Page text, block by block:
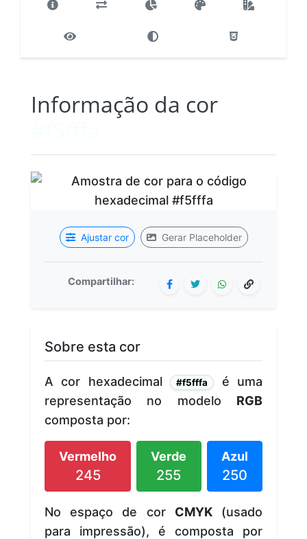
Informação da cor
Ajustar cor Gerar Placeholder
Compartilhar:
Sobre esta cor
A cor hexadecimal #f5fffa
é uma
representação no modelo RGB
composta por:
Vermelho
245
Verde
255
Azul
250
No espaço de cor CMYK(usado
para impressão), é composta por